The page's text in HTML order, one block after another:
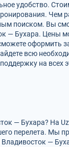
удобство.
Чем
поиском. Вы
— Бухара. Цены
оформить
всю
на всех
— Бухара? На
перелета. Мы
—